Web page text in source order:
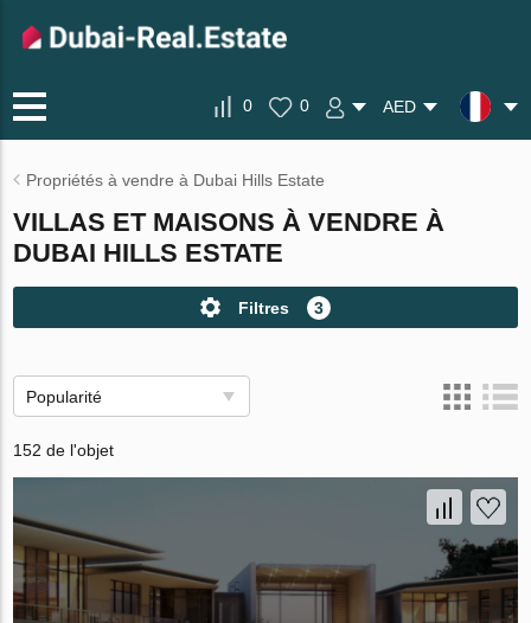
0 0 AED
Propriétés à vendre à Dubai Hills Estate
VILLAS ET MAISONS À VENDRE À
DUBAI HILLS ESTATE
Filtres 3
Popularité
152 de l'objet